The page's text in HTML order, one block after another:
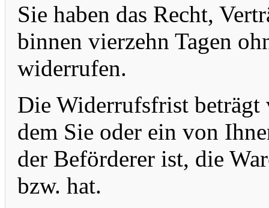
Sie haben das Recht,
binnen vierzehn Tagen
widerrufen.
Die Widerrufsfrist beträgt
dem Sie oder ein von
der Beförderer ist, die
bzw. hat.